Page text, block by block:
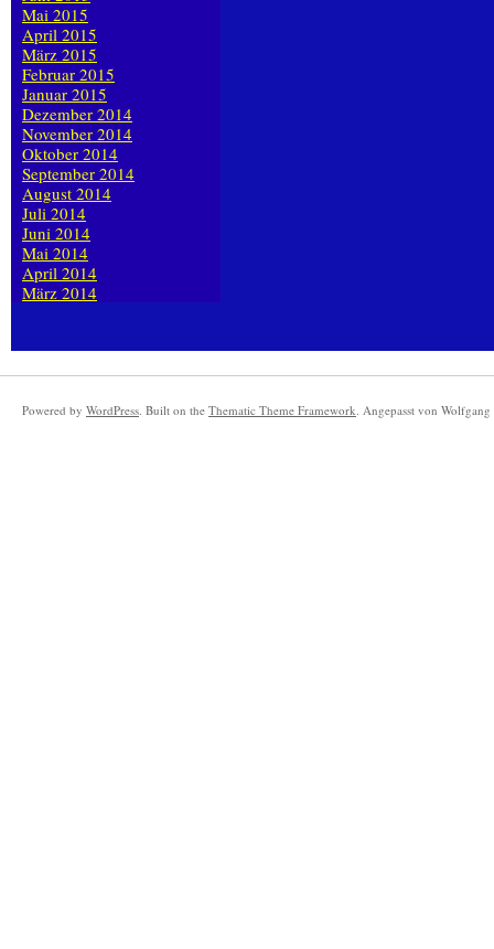
Mai 2015
April 2015
März 2015
Februar 2015
Januar 2015
Dezember 2014
November 2014
Oktober 2014
September 2014
August 2014
Juli 2014
Juni 2014
Mai 2014
April 2014
März 2014
Powered by WordPress. Built on the Thematic Theme Framework. Angepasst von